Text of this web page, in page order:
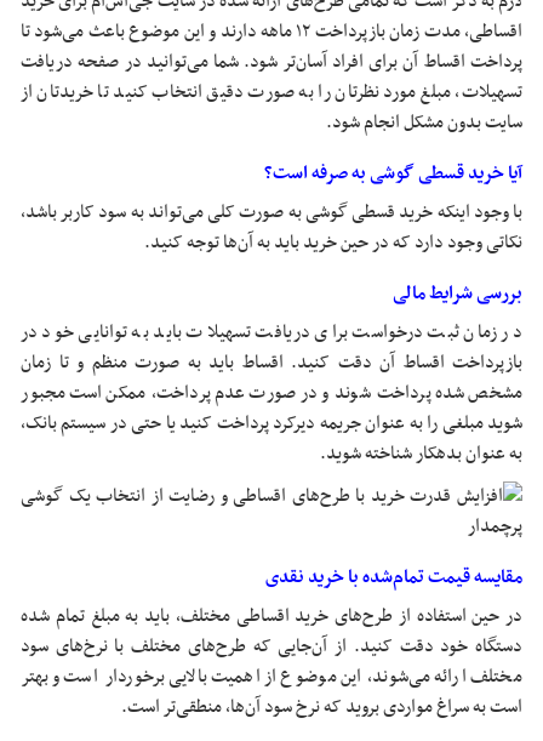
اقساطی، مدت زمان بازپرداخت ۱۲ ماهه دارند و این موضوع باعث می‌شود تا
پرداخت اقساط آن برای افراد آسان‌تر شود. شما می‌توانید در صفحه دریافت
تسهیلات، مبلغ مورد نظرتان را به صورت دقیق انتخاب کنید تا خریدتان از
سایت بدون مشکل انجام شود.
آیا خرید قسطی گوشی به صرفه است؟
با وجود اینکه خرید قسطی گوشی به صورت کلی می‌تواند به سود کاربر باشد،
نکاتی وجود دارد که در حین خرید باید به آن‌ها توجه کنید.
بررسی شرایط مالی
در زمان ثبت درخواست برای دریافت تسهیلات باید به توانایی خود در
بازپرداخت اقساط آن دقت کنید. اقساط باید به صورت منظم و تا زمان
مشخص شده پرداخت شوند و در صورت عدم پرداخت، ممکن است مجبور
شوید مبلغی را به عنوان جریمه دیرکرد پرداخت کنید یا حتی در سیستم بانک،
به عنوان بدهکار شناخته شوید.
مقایسه قیمت تمام‌شده با خرید نقدی
در حین استفاده از طرح‌های خرید اقساطی مختلف، باید به مبلغ تمام شده
دستگاه خود دقت کنید. از آن‌جایی که طرح‌های مختلف با نرخ‌های سود
مختلف ارائه می‌شوند‌، این موضوع از اهمیت بالایی برخوردار است و بهتر
است به سراغ مواردی بروید که نرخ سود آن‌ها، منطقی‌تر است.